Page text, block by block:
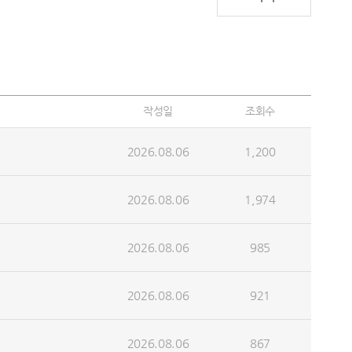
작성일 조회수
2026.08.06 1,200
2026.08.06 1,974
2026.08.06 985
2026.08.06 921
2026.08.06 867